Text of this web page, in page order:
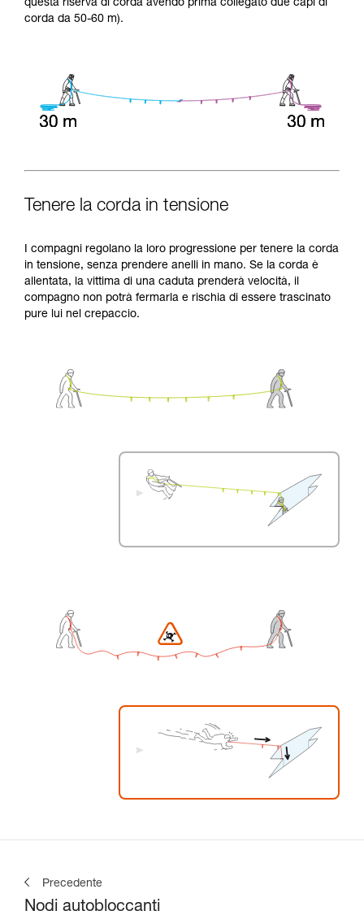
questa riserva di corda avendo prima collegato due capi di
corda da 50-60 m).
Tenere la corda in tensione
I compagni regolano la loro progressione per tenere la corda
in tensione, senza prendere anelli in mano. Se la corda è
allentata, la vittima di una caduta prenderà velocità, il
compagno non potrà fermarla e rischia di essere trascinato
pure lui nel crepaccio.
Precedente